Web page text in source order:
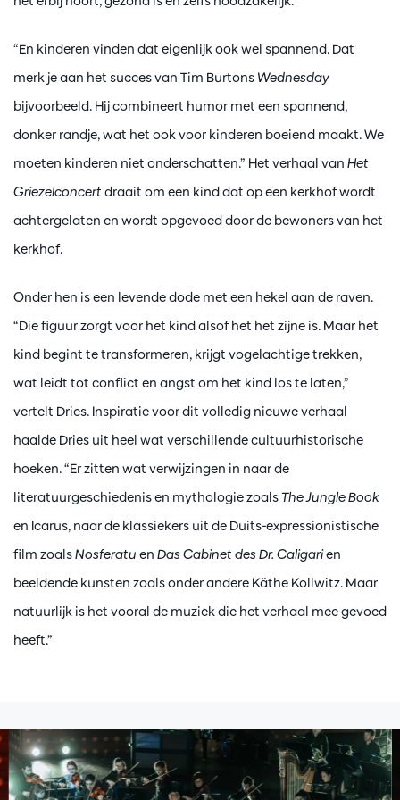
“En kinderen vinden dat eigenlijk ook wel spannend. Dat
merk je aan het succes van Tim Burtons Wednesday
bijvoorbeeld. Hij combineert humor met een spannend,
donker randje, wat het ook voor kinderen boeiend maakt. We
moeten kinderen niet onderschatten.” Het verhaal van Het
Griezelconcert draait om een kind dat op een kerkhof wordt
achtergelaten en wordt opgevoed door de bewoners van het
kerkhof.
Onder hen is een levende dode met een hekel aan de raven.
“Die figuur zorgt voor het kind alsof het het zijne is. Maar het
kind begint te transformeren, krijgt vogelachtige trekken,
wat leidt tot conflict en angst om het kind los te laten,”
vertelt Dries. Inspiratie voor dit volledig nieuwe verhaal
haalde Dries uit heel wat verschillende cultuurhistorische
hoeken. “Er zitten wat verwijzingen in naar de
literatuurgeschiedenis en mythologie zoalsThe Jungle Book
en Icarus, naar de klassiekers uit de Duits-expressionistische
film zoalsNosferatu en Das Cabinet des Dr. Caligarien
beeldende kunsten zoals onder andere Käthe Kollwitz. Maar
natuurlijk is het vooral de muziek die het verhaal mee gevoed
heeft.”
Skip
Zoom